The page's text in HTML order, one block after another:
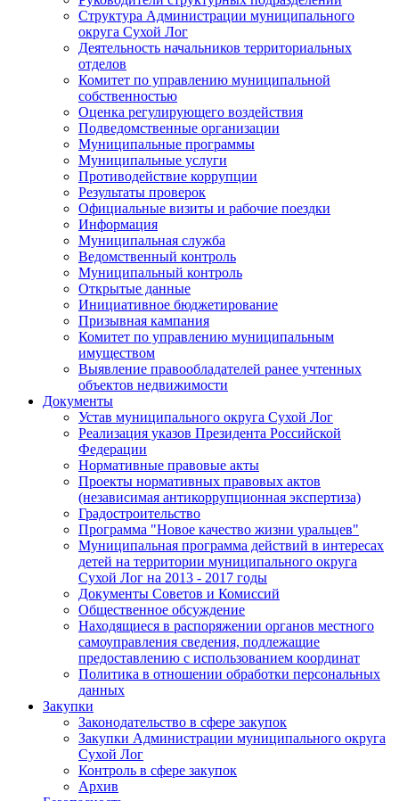
Структура Администрации муниципального
округа Сухой Лог
Деятельность начальников территориальных
отделов
Комитет по управлению муниципальной
собственностью
Оценка регулирующего воздействия
Подведомственные организации
Муниципальные программы
Муниципальные услуги
Противодействие коррупции
Результаты проверок
Официальные визиты и рабочие поездки
Информация
Муниципальная служба
Ведомственный контроль
Муниципальный контроль
Открытые данные
Инициативное бюджетирование
Призывная кампания
Комитет по управлению муниципальным
имуществом
Выявление правообладателей ранее учтенных
объектов недвижимости
Документы
Устав муниципального округа Сухой Лог
Реализация указов Президента Российской
Федерации
Нормативные правовые акты
Проекты нормативных правовых актов
(независимая антикоррупционная экспертиза)
Градостроительство
Программа "Новое качество жизни уральцев"
Муниципальная программа действий в интересах
детей на территории муниципального округа
Сухой Лог на 2013 - 2017 годы
Документы Советов и Комиссий
Общественное обсуждение
Находящиеся в распоряжении органов местного
самоуправления сведения, подлежащие
предоставлению с использованием координат
Политика в отношении обработки персональных
данных
Закупки
Законодательство в сфере закупок
Закупки Администрации муниципального округа
Сухой Лог
Контроль в сфере закупок
Архив